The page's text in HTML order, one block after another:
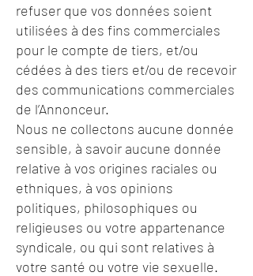
refuser que vos données soient
utilisées à des fins commerciales
pour le compte de tiers, et/ou
cédées à des tiers et/ou de recevoir
des communications commerciales
de l’Annonceur.
Nous ne collectons aucune donnée
sensible, à savoir aucune donnée
relative à vos origines raciales ou
ethniques, à vos opinions
politiques, philosophiques ou
religieuses ou votre appartenance
syndicale, ou qui sont relatives à
votre santé ou votre vie sexuelle.